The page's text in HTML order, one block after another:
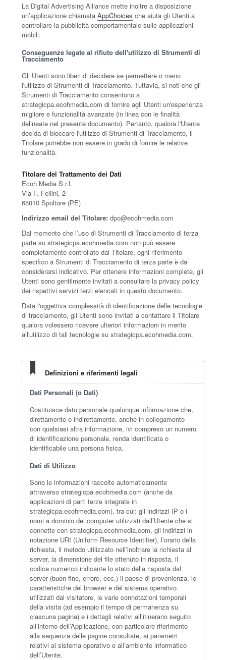
La Digital Advertising Alliance mette inoltre a disposizione
un’applicazione chiamata AppChoices che aiuta gli Utenti a
controllare la pubblicità comportamentale sulle applicazioni
mobili.
Conseguenze legate al rifiuto dell'utilizzo di Strumenti di
Tracciamento
Gli Utenti sono liberi di decidere se permettere o meno
l'utilizzo di Strumenti di Tracciamento. Tuttavia, si noti che gli
Strumenti di Tracciamento consentono a
strategicpa.ecohmedia.com di fornire agli Utenti un'esperienza
migliore e funzionalità avanzate (in linea con le finalità
delineate nel presente documento). Pertanto, qualora l'Utente
decida di bloccare l'utilizzo di Strumenti di Tracciamento, il
Titolare potrebbe non essere in grado di fornire le relative
funzionalità.
Titolare del Trattamento dei Dati
Ecoh Media S.r.l.
Via F. Fellini, 2
65010 Spoltore (PE)
Indirizzo email del Titolare: dpo@ecohmedia.com
Dal momento che l’uso di Strumenti di Tracciamento di terza
parte su strategicpa.ecohmedia.com non può essere
completamente controllato dal Titolare, ogni riferimento
specifico a Strumenti di Tracciamento di terza parte è da
considerarsi indicativo. Per ottenere informazioni complete, gli
Utenti sono gentilmente invitati a consultare la privacy policy
dei rispettivi servizi terzi elencati in questo documento.
Data l'oggettiva complessità di identificazione delle tecnologie
di tracciamento, gli Utenti sono invitati a contattare il Titolare
qualora volessero ricevere ulteriori informazioni in merito
all'utilizzo di tali tecnologie su strategicpa.ecohmedia.com.
Definizioni e riferimenti legali
Dati Personali (o Dati)
Costituisce dato personale qualunque informazione che,
direttamente o indirettamente, anche in collegamento
con qualsiasi altra informazione, ivi compreso un numero
di identificazione personale, renda identificata o
identificabile una persona fisica.
Dati di Utilizzo
Sono le informazioni raccolte automaticamente
attraverso strategicpa.ecohmedia.com (anche da
applicazioni di parti terze integrate in
strategicpa.ecohmedia.com), tra cui: gli indirizzi IP o i
nomi a dominio dei computer utilizzati dall’Utente che si
connette con strategicpa.ecohmedia.com, gli indirizzi in
notazione URI (Uniform Resource Identifier), l’orario della
richiesta, il metodo utilizzato nell’inoltrare la richiesta al
server, la dimensione del file ottenuto in risposta, il
codice numerico indicante lo stato della risposta dal
server (buon fine, errore, ecc.) il paese di provenienza, le
caratteristiche del browser e del sistema operativo
utilizzati dal visitatore, le varie connotazioni temporali
della visita (ad esempio il tempo di permanenza su
ciascuna pagina) e i dettagli relativi all’itinerario seguito
all’interno dell’Applicazione, con particolare riferimento
alla sequenza delle pagine consultate, ai parametri
relativi al sistema operativo e all’ambiente informatico
dell’Utente.